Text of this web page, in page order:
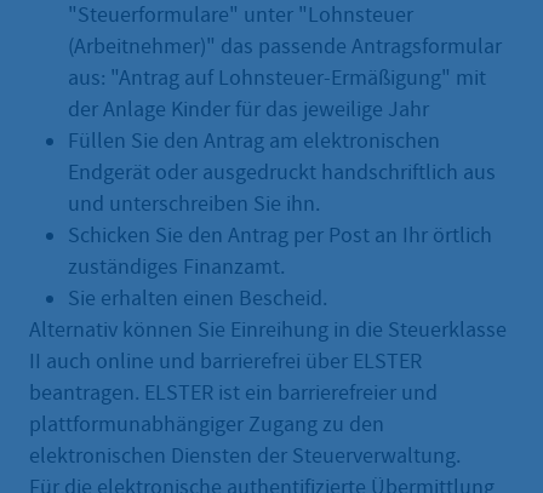
"Steuerformulare" unter "Lohnsteuer
(Arbeitnehmer)" das passende Antragsformular
aus: "Antrag auf Lohnsteuer-Ermäßigung" mit
der Anlage Kinder für das jeweilige Jahr
Füllen Sie den Antrag am elektronischen
Endgerät oder ausgedruckt handschriftlich aus
und unterschreiben Sie ihn.
Schicken Sie den Antrag per Post an Ihr örtlich
zuständiges Finanzamt.
Sie erhalten einen Bescheid.
Alternativ können Sie Einreihung in die Steuerklasse
II auch online und barrierefrei über ELSTER
beantragen. ELSTER ist ein barrierefreier und
plattformunabhängiger Zugang zu den
elektronischen Diensten der Steuerverwaltung.